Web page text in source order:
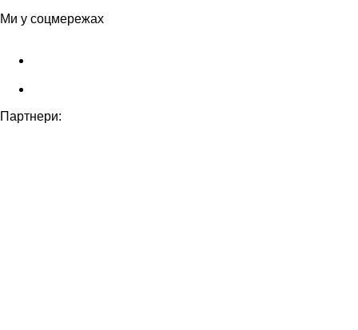
Ми у соцмережах
Партнери: